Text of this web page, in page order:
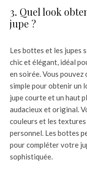
3. Quel look
jupe ?
Les bottes et les jupes
chic et élégant, idéal
en soirée. Vous
simple pour obtenir un
jupe courte et un haut
audacieux et original.
couleurs et les
personnel. Les bottes
pour compléter votre
sophistiquée.